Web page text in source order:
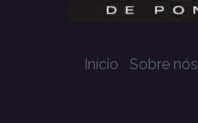
Início Sobre nós